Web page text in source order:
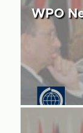
WPO